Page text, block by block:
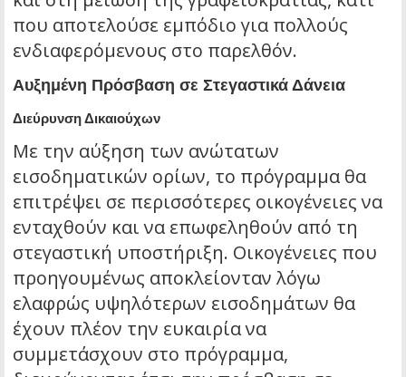
που αποτελούσε εμπόδιο για πολλούς
ενδιαφερόμενους στο παρελθόν.
Αυξημένη Πρόσβαση σε Στεγαστικά Δάνεια
Διεύρυνση Δικαιούχων
Με την αύξηση των ανώτατων
εισοδηματικών ορίων, το πρόγραμμα θα
επιτρέψει σε περισσότερες οικογένειες να
ενταχθούν και να επωφεληθούν από τη
στεγαστική υποστήριξη. Οικογένειες που
προηγουμένως αποκλείονταν λόγω
ελαφρώς υψηλότερων εισοδημάτων θα
έχουν πλέον την ευκαιρία να
συμμετάσχουν στο πρόγραμμα,